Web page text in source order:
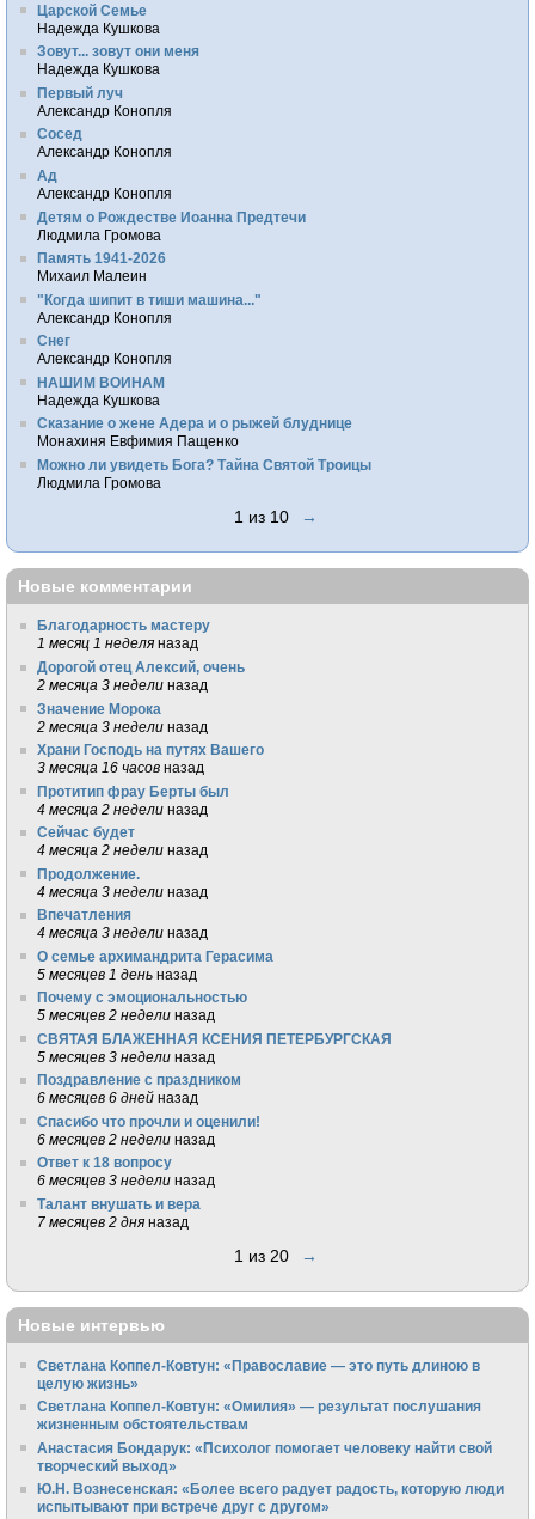
Царской Семье
Надежда Кушкова
Зовут... зовут они меня
Надежда Кушкова
Первый луч
Александр Конопля
Сосед
Александр Конопля
Ад
Александр Конопля
Детям о Рождестве Иоанна Предтечи
Людмила Громова
Память 1941-2026
Михаил Малеин
"Когда шипит в тиши машина..."
Александр Конопля
Снег
Александр Конопля
НАШИМ ВОИНАМ
Надежда Кушкова
Сказание о жене Адера и о рыжей блуднице
Монахиня Евфимия Пащенко
Можно ли увидеть Бога? Тайна Святой Троицы
Людмила Громова
1 из 10 →
Новые комментарии
Благодарность мастеру
1 месяц 1 неделя назад
Дорогой отец Алексий, очень
2 месяца 3 недели назад
Значение Морока
2 месяца 3 недели назад
Храни Господь на путях Вашего
3 месяца 16 часов назад
Протитип фрау Берты был
4 месяца 2 недели назад
Сейчас будет
4 месяца 2 недели назад
Продолжение.
4 месяца 3 недели назад
Впечатления
4 месяца 3 недели назад
О семье архимандрита Герасима
5 месяцев 1 день назад
Почему с эмоциональностью
5 месяцев 2 недели назад
СВЯТАЯ БЛАЖЕННАЯ КСЕНИЯ ПЕТЕРБУРГСКАЯ
5 месяцев 3 недели назад
Поздравление с праздником
6 месяцев 6 дней назад
Спасибо что прочли и оценили!
6 месяцев 2 недели назад
Ответ к 18 вопросу
6 месяцев 3 недели назад
Талант внушать и вера
7 месяцев 2 дня назад
1 из 20 →
Новые интервью
Светлана Коппел-Ковтун: «Православие — это путь длиною в
целую жизнь»
Светлана Коппел-Ковтун: «Омилия» — результат послушания
жизненным обстоятельствам
Анастасия Бондарук: «Психолог помогает человеку найти свой
творческий выход»
Ю.Н. Вознесенская: «Более всего радует радость, которую люди
испытывают при встрече друг с другом»